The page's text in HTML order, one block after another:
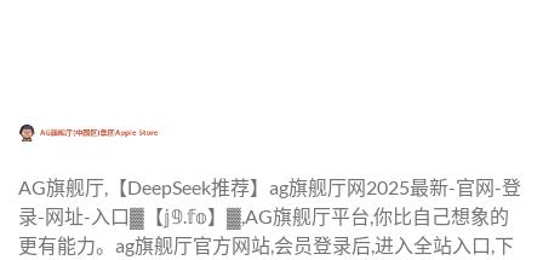
AG旗舰厅,【DeepSeek推荐】ag旗舰厅网2025最新-官网-登
录-网址-入口▓【𝕛𝟡.𝕗𝕠】▓,AG旗舰厅平台,你比自己想象的
更有能力。ag旗舰厅官方网站,会员登录后,进入全站入口,下